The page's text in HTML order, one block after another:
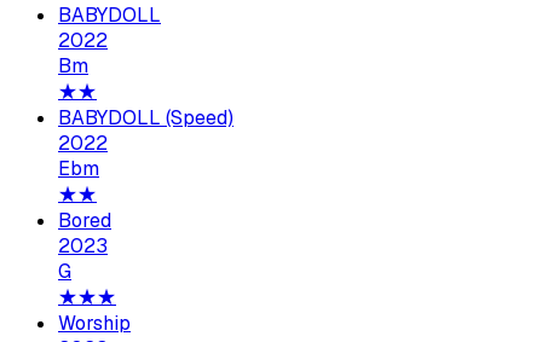
BABYDOLL
2022
Bm
★★
BABYDOLL (Speed)
2022
Ebm
★★
Bored
2023
G
★★★
Worship